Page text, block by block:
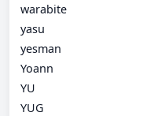
warabite
yasu
yesman
Yoann
YU
YUG